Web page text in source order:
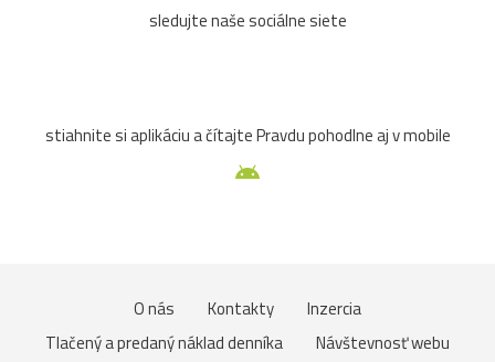
sledujte naše sociálne siete
stiahnite si aplikáciu a čítajte Pravdu pohodlne aj v mobile
O nás Kontakty
Inzercia
Tlačený a predaný náklad denníka
Návštevnosť webu